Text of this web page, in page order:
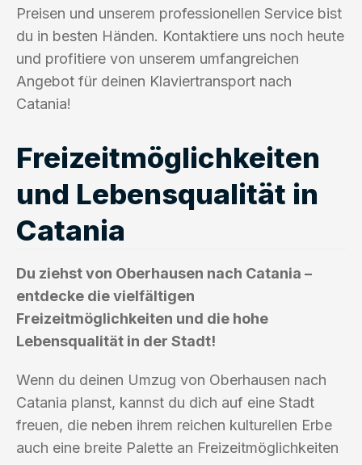
Preisen und unserem professionellen Service bist
du in besten Händen. Kontaktiere uns noch heute
und profitiere von unserem umfangreichen
Angebot für deinen Klaviertransport nach
Catania!
Freizeitmöglichkeiten
und Lebensqualität in
Catania
Du ziehst von Oberhausen nach Catania –
entdecke die vielfältigen
Freizeitmöglichkeiten und die hohe
Lebensqualität in der Stadt!
Wenn du deinen Umzug von Oberhausen nach
Catania planst, kannst du dich auf eine Stadt
freuen, die neben ihrem reichen kulturellen Erbe
auch eine breite Palette an Freizeitmöglichkeiten